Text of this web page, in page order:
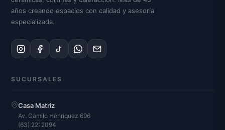
años creando espacios con calidad y asesoría
especializada.
SUCURSALES
Casa Matriz
Av. Camilo Henríquez 696
(63) 2212094